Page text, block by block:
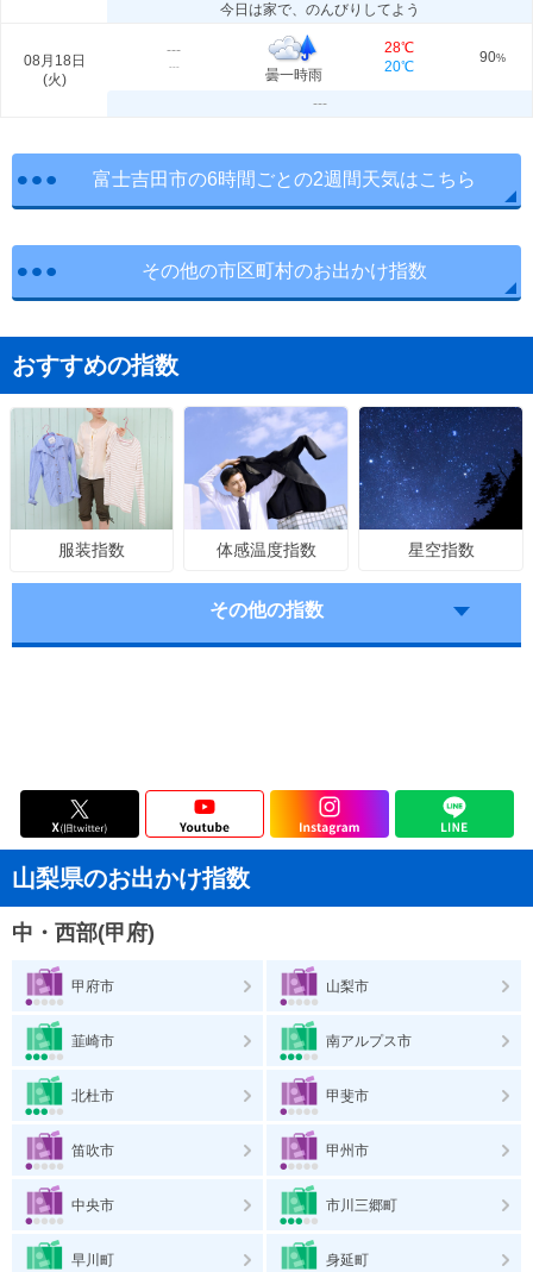
今日は家で、のんびりしてよう
08月18日
(火)
---
---
曇一時雨
28℃
20℃
90%
---
富士吉田市の6時間ごとの2週間天気はこちら
その他の市区町村のお出かけ指数
おすすめの指数
服装指数 体感温度指数 星空指数
その他の指数
山梨県のお出かけ指数
中・西部(甲府)
甲府市 山梨市
韮崎市 南アルプス市
北杜市 甲斐市
笛吹市 甲州市
中央市 市川三郷町
早川町 身延町